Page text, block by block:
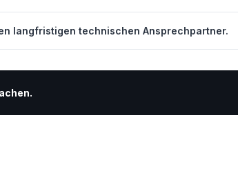
langfristigen technischen Ansprechpartner.